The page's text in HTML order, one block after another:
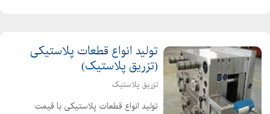
تولید انواع قطعات پلاستیکی
(تزریق پلاستیک)
تزریق پلاستیک
تولید انواع قطعات پلاستیکی با قیمت